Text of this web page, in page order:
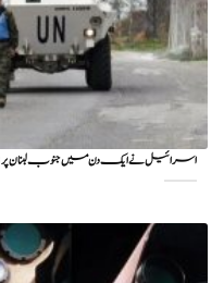
اسرائیل نے ایک دن میں جنوب لبنان پر 113 پروجیکٹائل فائر کیے: یونیفل